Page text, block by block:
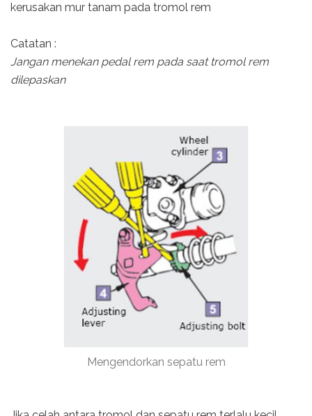
kerusakan mur tanam pada tromol rem
Catatan :
Jangan menekan pedal rem pada saat tromol rem
dilepaskan
Mengendorkan sepatu rem